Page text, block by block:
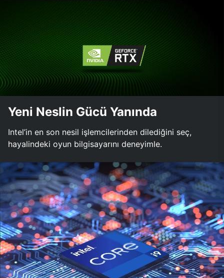
Yeni Neslin Gücü Yanında
Intel’in en son nesil işlemcilerinden dilediğini seç,
hayalindeki oyun bilgisayarını deneyimle.